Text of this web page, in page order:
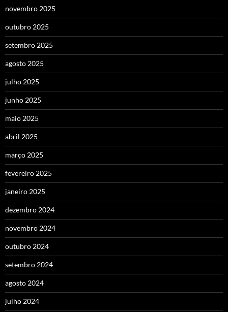
novembro 2025
outubro 2025
setembro 2025
agosto 2025
julho 2025
junho 2025
maio 2025
abril 2025
março 2025
fevereiro 2025
janeiro 2025
dezembro 2024
novembro 2024
outubro 2024
setembro 2024
agosto 2024
julho 2024